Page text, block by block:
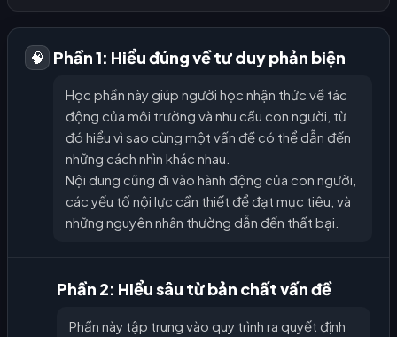
🧠 Phần 1: Hiểu đúng về tư duy phản biện
Học phần này giúp người học nhận thức về tác
động của môi trường và nhu cầu con người, từ
đó hiểu vì sao cùng một vấn đề có thể dẫn đến
những cách nhìn khác nhau.
Nội dung cũng đi vào hành động của con người,
các yếu tố nội lực cần thiết để đạt mục tiêu, và
những nguyên nhân thường dẫn đến thất bại.
Phần 2: Hiểu sâu từ bản chất vấn đề
Phần này tập trung vào quy trình ra quyết định